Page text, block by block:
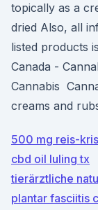
topically as a
dried Also, all
listed products
Canada -
Cannabis
creams and
500 mg reis-
cbd oil luling tx
tierärztliche
plantar fasciitis